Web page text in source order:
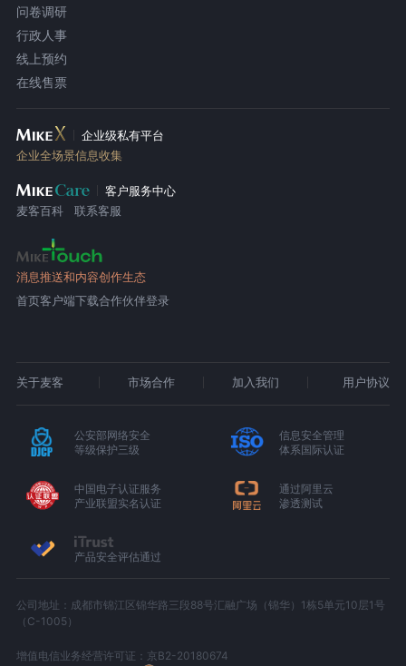
问卷调研
行政人事
线上预约
在线售票
企业级私有平台
企业全场景信息收集
客户服务中心
麦客百科
联系客服
消息推送和内容创作生态
首页客户端下载合作伙伴登录
关于麦客 市场合作 加入我们 用户协议
公安部网络安全
等级保护三级
信息安全管理
体系国际认证
中国电子认证服务
产业联盟实名认证
通过阿里云
渗透测试
产品安全评估通过
公司地址：成都市锦江区锦华路三段88号汇融广场（锦华）1栋5单元10层1号
（C-1005）
增值电信业务经营许可证：京B2-20180674